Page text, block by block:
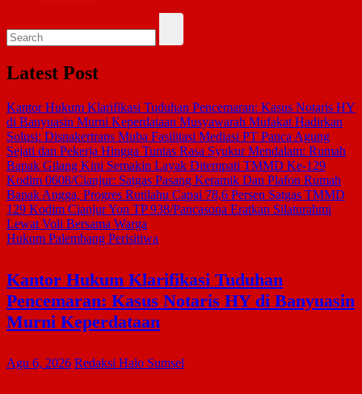
Latest Post
Kantor Hukum Klarifikasi Tuduhan Pencemaran: Kasus Notaris HY
di Banyuasin Murni Keperdataan Musyawarah Mufakat Hadirkan
Solusi: Disnakertrans Muba Fasilitasi Mediasi PT Panca Agung
Sejati dan Pekerja Hingga Tuntas Rasa Syukur Mendalam: Rumah
Bapak Gilang Kini Semakin Layak Ditempati TMMD Ke-129
Kodim 0608/Cianjur: Satgas Pasang Keramik Dan Plafon Rumah
Bapak Angga, Progres Rutilahu Capai 78,6 Persen Satgas TMMD
129 Kodim Cianjur Yon TP 938/Pancasona Eratkan Silaturahmi
Lewat Voli Bersama Warga
Hukum Palembang Perisitiwa
Kantor Hukum Klarifikasi Tuduhan
Pencemaran: Kasus Notaris HY di Banyuasin
Murni Keperdataan
Agu 6, 2026 Redaksi Halo Sumsel